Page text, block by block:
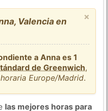
×
Valencia en
a Anna es 1
de Greenwich,
Europe/Madrid.
las mejores horas para